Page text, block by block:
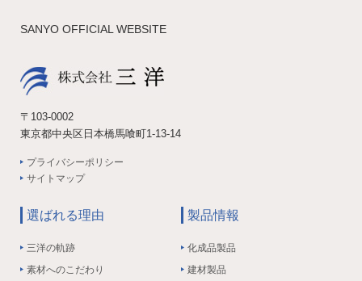
SANYO OFFICIAL WEBSITE
〒103-0002
東京都中央区日本橋馬喰町1-13-14
プライバシーポリシー
サイトマップ
選ばれる理由
三洋の軌跡
素材へのこだわり
製品情報
化成品製品
建材製品